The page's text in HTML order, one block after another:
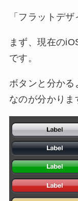
「フラットデ
まず、現在の
です。
ボタンと分か
なのが分かりま